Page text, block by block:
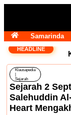
Samarinda
HEADLINE
Klausapedia
Sejarah
Sejarah 2
Salehuddin
Heart